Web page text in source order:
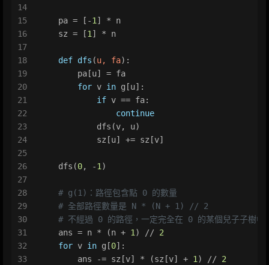
14
15
16
17
18
19
20
21
22
23
24
25
26
27
28
29
30
31
32
33
    pa = [-
1 ] * n
    sz = [
1 ] * n
def dfs (u, fa):
        pa[u] = fa
for v in g[u]:
if v == fa:
continue
            dfs(v, u)
            sz[u] += sz[v]
    dfs(
0, -1 )
# g(1)：路徑包含點 0 的數量
# 全部路徑數量是 N * (N + 1) // 2
# 不經過 0 的路徑，一定完全在 0 的某個兒子子樹中
    ans = n * (n +
1 ) // 2
for v in g[0]:
        ans -= sz[v] * (sz[v] +
1 ) // 2